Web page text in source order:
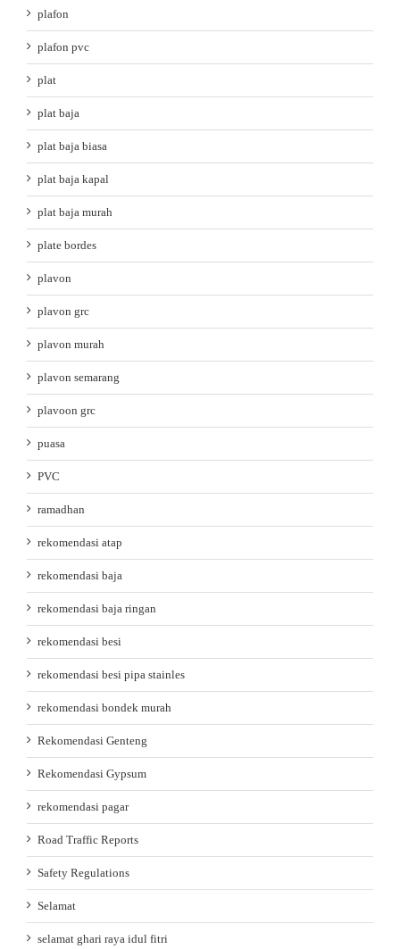
plafon
plafon pvc
plat
plat baja
plat baja biasa
plat baja kapal
plat baja murah
plate bordes
plavon
plavon grc
plavon murah
plavon semarang
plavoon grc
puasa
PVC
ramadhan
rekomendasi atap
rekomendasi baja
rekomendasi baja ringan
rekomendasi besi
rekomendasi besi pipa stainles
rekomendasi bondek murah
Rekomendasi Genteng
Rekomendasi Gypsum
rekomendasi pagar
Road Traffic Reports
Safety Regulations
Selamat
selamat ghari raya idul fitri